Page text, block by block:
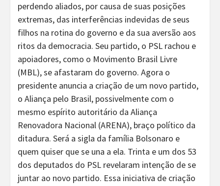
perdendo aliados, por causa de suas posições
extremas, das interferências indevidas de seus
filhos na rotina do governo e da sua aversão aos
ritos da democracia. Seu partido, o PSL rachou e
apoiadores, como o Movimento Brasil Livre
(MBL), se afastaram do governo. Agora o
presidente anuncia a criação de um novo partido,
o Aliança pelo Brasil, possivelmente com o
mesmo espírito autoritário da Aliança
Renovadora Nacional (ARENA), braço político da
ditadura. Será a sigla da família Bolsonaro e
quem quiser que se una a ela. Trinta e um dos 53
dos deputados do PSL revelaram intenção de se
juntar ao novo partido. Essa iniciativa de criação